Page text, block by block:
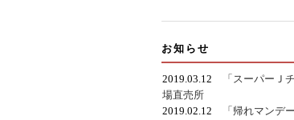
お知らせ
2019.03.12
「スーパーＪ
場直売所
2019.02.12
「帰れマンデ